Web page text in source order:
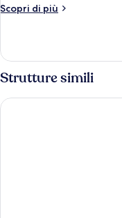
letto
Scopri di più
Altri
Deluxe,
letto
Strutture simili
Hilton Prague Atrium